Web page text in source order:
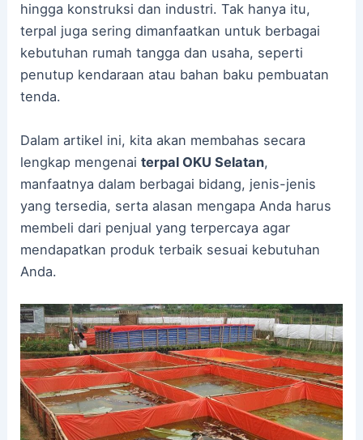
hingga konstruksi dan industri. Tak hanya itu,
terpal juga sering dimanfaatkan untuk berbagai
kebutuhan rumah tangga dan usaha, seperti
penutup kendaraan atau bahan baku pembuatan
tenda.
Dalam artikel ini, kita akan membahas secara
lengkap mengenaiterpal OKU Selatan,
manfaatnya dalam berbagai bidang, jenis-jenis
yang tersedia, serta alasan mengapa Anda harus
membeli dari penjual yang terpercaya agar
mendapatkan produk terbaik sesuai kebutuhan
Anda.